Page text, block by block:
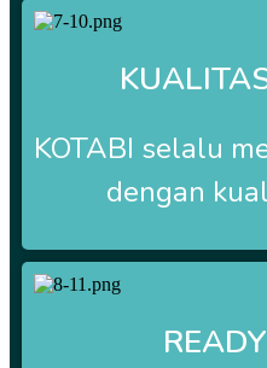
KOTABI selalu
dengan